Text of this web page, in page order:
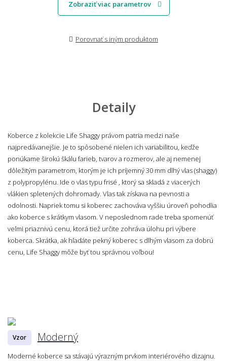
Zobraziť viac parametrov
Porovnať s iným produktom
Detaily
Koberce z kolekcie Life Shaggy právom patria medzi naše
najpredávanejšie. Je to spôsobené nielen ich variabilitou, keďže
ponúkame širokú škálu farieb, tvarov a rozmerov, ale aj nemenej
dôležitým parametrom, ktorým je ich príjemný 30 mm dlhý vlas (shaggy)
z polypropylénu. Ide o vlas typu frisé , ktorý sa skladá z viacerých
vlákien spletených dohromady. Vlas tak získava na pevnosti a
odolnosti. Napriek tomu si koberec zachováva vyššiu úroveň pohodlia
ako koberce s krátkym vlasom. V neposlednom rade treba spomenúť
veľmi priaznivú cenu, ktorá tiež určite zohráva úlohu pri výbere
koberca. Skrátka, ak hľadáte pekný koberec s dlhým vlasom za dobrú
cenu, Life Shaggy môže byť tou správnou voľbou!
Vzor Moderný
Moderné koberce sa stávajú výrazným prvkom interiérového dizajnu.